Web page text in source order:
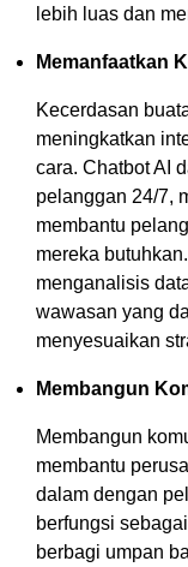
lebih luas dan
Memanfaatkan
Kecerdasan
meningkatkan
cara. Chatbot AI
pelanggan 24/7,
membantu
mereka
menganalisis
wawasan yang
menyesuaikan
Membangun
Membangun
membantu
dalam dengan
berfungsi
berbagi umpan